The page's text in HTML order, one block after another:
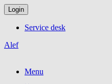
Login
Service desk
Alef
Menu